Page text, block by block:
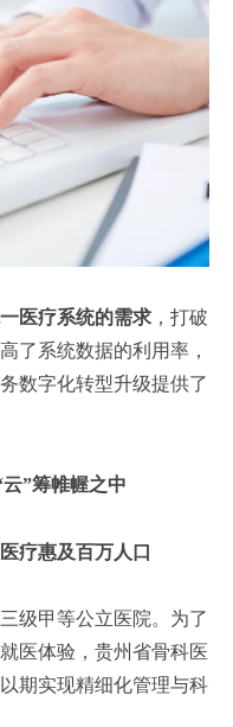
医疗系统的需求，打破
了系统数据的利用率，
数字化转型升级提供了
”筹帷幄之中
疗惠及百万人口
级甲等公立医院。为了
医体验，贵州省骨科医
期实现精细化管理与科